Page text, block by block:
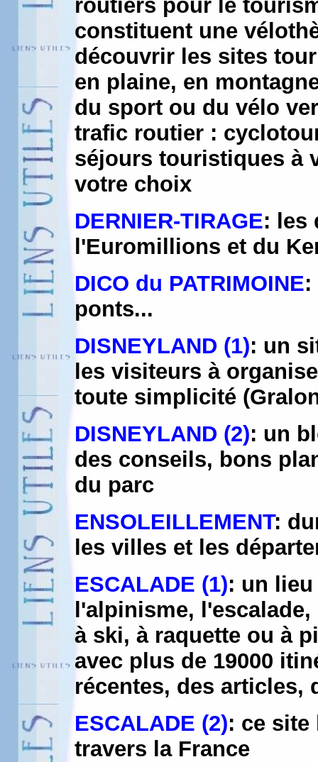
routiers pour le
constituent une
découvrir les sites
en plaine, en
du sport ou du vélo
trafic routier :
séjours touristiques à
votre choix
DERNIER-TIRAGE: les
l'Euromillions et du
DICO du PATRIMOINE:
ponts...
DISNEYLAND (1): un
les visiteurs à
toute simplicité
DISNEYLAND (2): un
des conseils, bons
du parc
ENSOLEILLEMENT:
les villes et les
ESCALADE (1): un
l'alpinisme,
à ski, à raquette ou à
avec plus de 19000
récentes, des articles,
ESCALADE (2): ce site
travers la France